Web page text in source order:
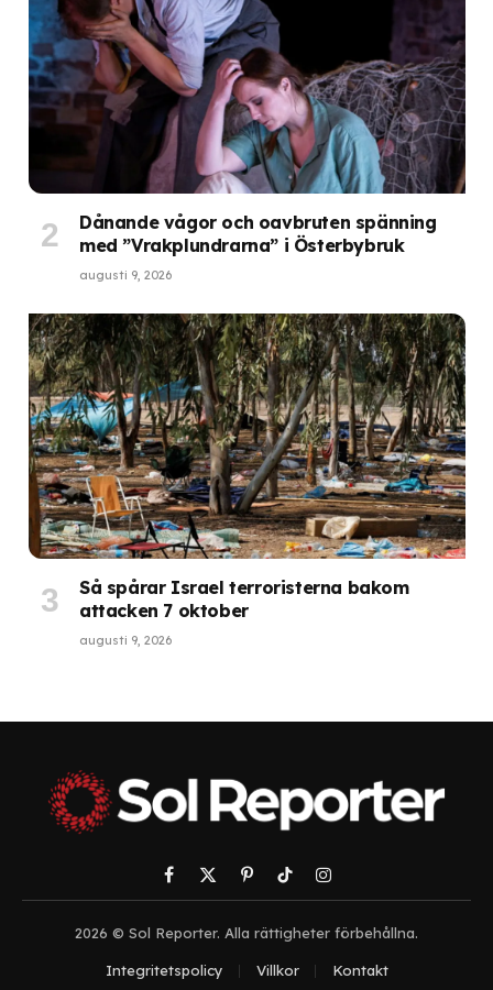
Dånande vågor och oavbruten spänning
med ”Vrakplundrarna” i Österbybruk
augusti 9, 2026
Så spårar Israel terroristerna bakom
attacken 7 oktober
augusti 9, 2026
Facebook
X
(Twitter)
PinterestTikTokInstagram
2026 © Sol Reporter. Alla rättigheter förbehållna.
Integritetspolicy Villkor Kontakt